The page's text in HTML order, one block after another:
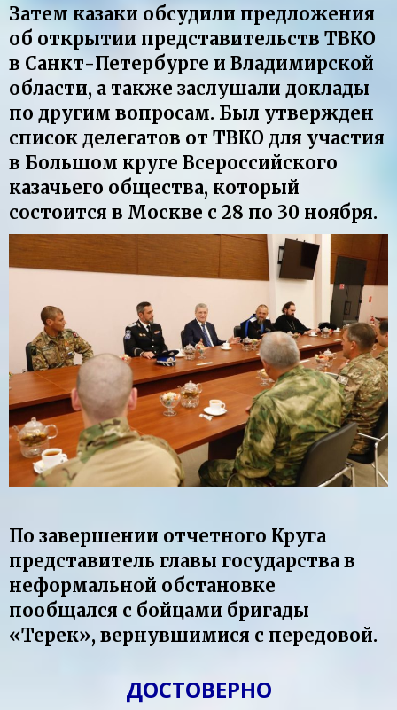
Затем казаки обсудили предложения
об открытии представительств ТВКО
в Санкт-Петербурге и Владимирской
области, а также заслушали доклады
по другим вопросам. Был утвержден
список делегатов от ТВКО для участия
в Большом круге Всероссийского
казачьего общества, который
состоится в Москве с 28 по 30 ноября.
По завершении отчетного Круга
представитель главы государства в
неформальной обстановке
пообщался с бойцами бригады
«Терек», вернувшимися с передовой.
ДОСТОВЕРНО